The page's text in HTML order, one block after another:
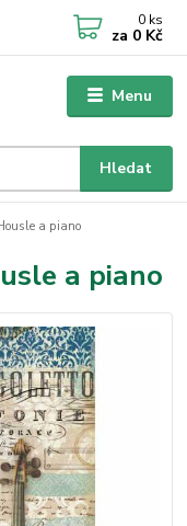
Menu
Hledat
0 ks
za 0 Kč
a piano
a piano